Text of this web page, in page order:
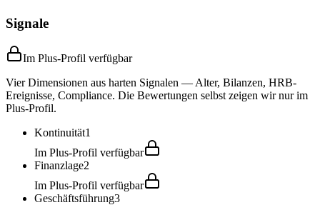
Signale
Im Plus-Profil verfügbar
Vier Dimensionen aus harten Signalen — Alter, Bilanzen, HRB-
Ereignisse, Compliance. Die Bewertungen selbst zeigen wir nur im
Plus-Profil.
Kontinuität1
Im Plus-Profil verfügbar
Finanzlage2
Im Plus-Profil verfügbar
Geschäftsführung3